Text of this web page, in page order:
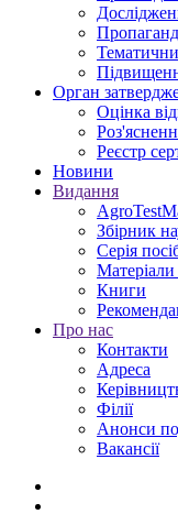
Орган
Оцінка
Реєстр
Новини
Видання
Збірник
Серія
Книги
Про нас
Контакти
Адреса
Філії
Анонси
Вакансії